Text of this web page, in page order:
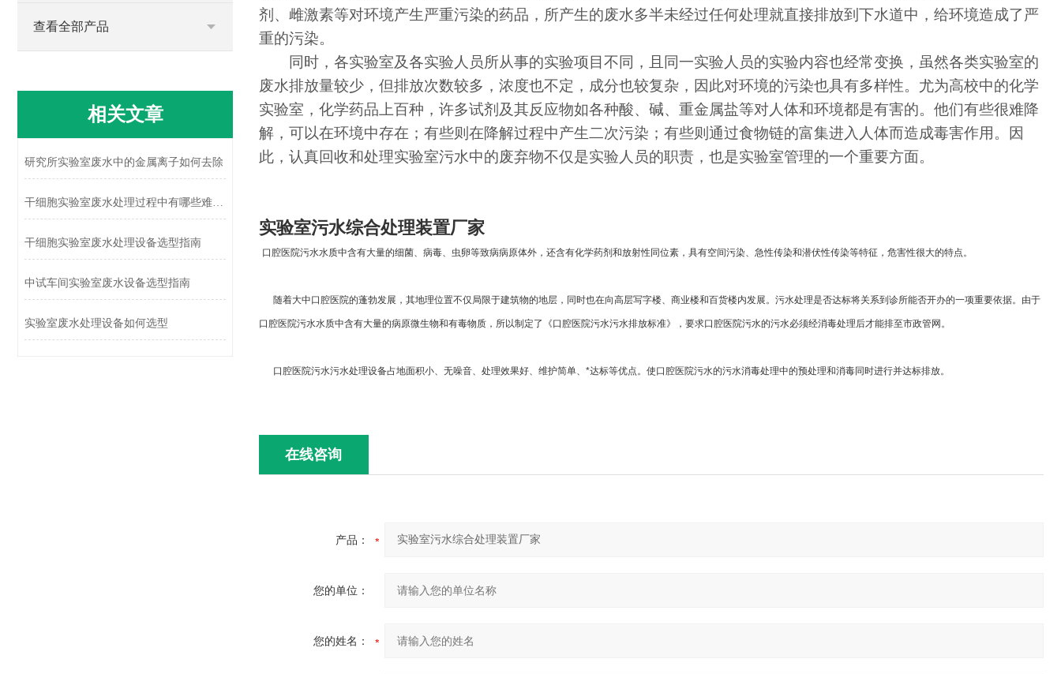
剂、雌激素等对环境产生严重污染的药品，所产生的废水多半未经过任何处理就直接排放到下水道中，给环境造成了严
重的污染。
同时，各实验室及各实验人员所从事的实验项目不同，且同一实验人员的实验内容也经常变换，虽然各类实验室的
废水排放量较少，但排放次数较多，浓度也不定，成分也较复杂，因此对环境的污染也具有多样性。尤为高校中的化学
实验室，化学药品上百种，许多试剂及其反应物如各种酸、碱、重金属盐等对人体和环境都是有害的。他们有些很难降
解，可以在环境中存在；有些则在降解过程中产生二次污染；有些则通过食物链的富集进入人体而造成毒害作用。因
此，认真回收和处理实验室污水中的废弃物不仅是实验人员的职责，也是实验室管理的一个重要方面。
实验室污水综合处理装置厂家
口腔医院污水水质中含有大量的细菌、病毒、虫卵等致病病原体外，还含有化学药剂和放射性同位素，具有空间污染、急性传染和潜伏性传染等特征，危害性很大的特点。
随着大中口腔医院的蓬勃发展，其地理位置不仅局限于建筑物的地层，同时也在向高层写字楼、商业楼和百货楼内发展。污水处理是否达标将关系到诊所能否开办的一项重要依据。由于
口腔医院污水水质中含有大量的病原微生物和有毒物质，所以制定了《口腔医院污水污水排放标准》，要求口腔医院污水的污水必须经消毒处理后才能排至市政管网。
口腔医院污水污水处理设备占地面积小、无噪音、处理效果好、维护简单、*达标等优点。使口腔医院污水的污水消毒处理中的预处理和消毒同时进行并达标排放。
在线咨询
产品：
您的单位：
您的姓名：
查看全部产品
相关文章
研究所实验室废水中的金属离子如何去除
干细胞实验室废水处理过程中有哪些难点？
干细胞实验室废水处理设备选型指南
中试车间实验室废水设备选型指南
实验室废水处理设备如何选型